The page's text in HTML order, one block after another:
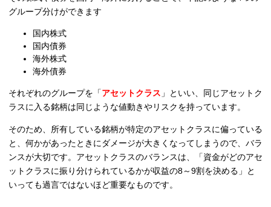
グループ分けができます
国内株式
国内債券
海外株式
海外債券
それぞれのグループを「アセットクラス 」といい、同じアセットク
ラスに入る銘柄は同じような値動きやリスクを持っています。
そのため、所有している銘柄が特定のアセットクラスに偏っている
と、何かがあったときにダメージが大きくなってしまうので、バラ
ンスが大切です。アセットクラスのバランスは、「資金がどのアセ
ットクラスに振り分けられているかが収益の8～9割を決める」と
いっても過言ではないほど重要なものです。